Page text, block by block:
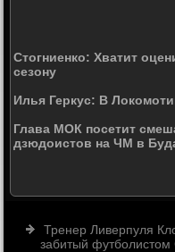
Стогниенко: Хватит
сезону
Илья Геркус: В
Глава МОК посетит
дзюдоистов на ЧМ в
Тренер Ливерпуля
забитый